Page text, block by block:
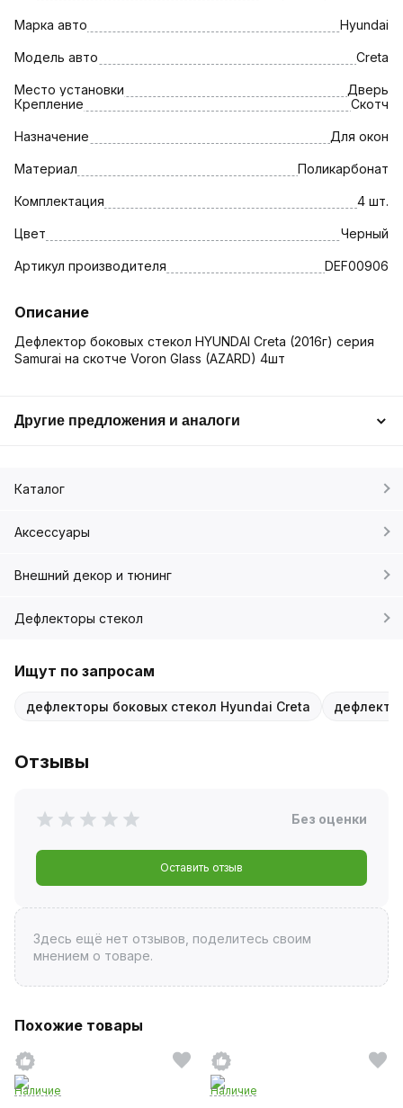
Марка авто Hyundai
Модель авто Creta
Место установки
Дверь
Крепление
Скотч
Назначение Для окон
Материал Поликарбонат
Комплектация 4 шт.
Цвет Черный
Артикул производителя DEF00906
Описание
Дефлектор боковых стекол HYUNDAI Creta (2016г) серия
Samurai на скотче Voron Glass (AZARD) 4шт
Другие предложения и аналоги
Каталог
Аксессуары
Внешний декор и тюнинг
Дефлекторы стекол
Ищут по запросам
дефлекторы боковых стекол Hyundai Creta
Отзывы
Без оценки
Оставить отзыв
Здесь ещё нет отзывов, поделитесь своим
мнением о товаре.
Похожие товары
Наличие
Наличие